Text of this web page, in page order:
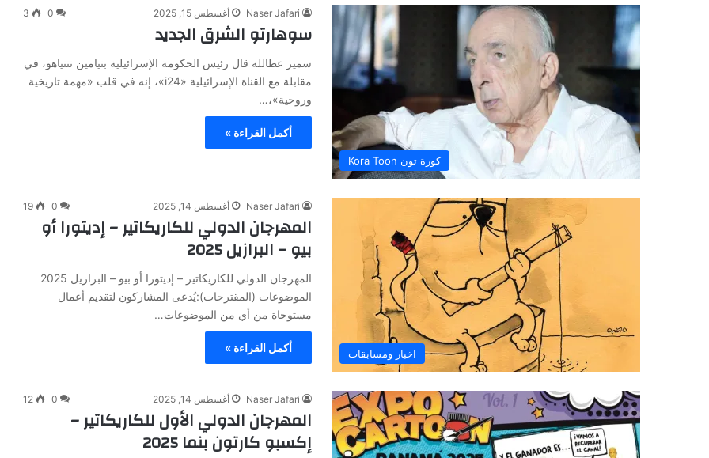
كورة تون Kora Toon
Naser Jafari أغسطس 15, 2025 0
3
سوهارتو الشرق الجديد
سمير عطالله قال رئيس الحكومة الإسرائيلية بنيامين نتنياهو، في
مقابلة مع القناة الإسرائيلية «i24»، إنه في قلب «مهمة تاريخية
وروحية»،…
أكمل القراءة »
اخبار ومسابقات
Naser Jafari أغسطس 14, 2025 0
19
المهرجان الدولي للكاريكاتير – إديتورا أو
بيو – البرازيل 2025
المهرجان الدولي للكاريكاتير – إديتورا أو بيو – البرازيل 2025
الموضوعات (المقترحات):يُدعى المشاركون لتقديم أعمال
مستوحاة من أي من الموضوعات…
أكمل القراءة »
Naser Jafari أغسطس 14, 2025 0
12
المهرجان الدولي الأول للكاريكاتير –
إكسبو كارتون بنما 2025